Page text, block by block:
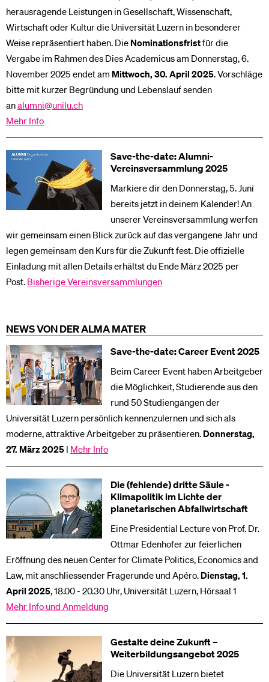
herausragende Leistungen in Gesellschaft, Wissenschaft,
Wirtschaft oder Kultur die Universität Luzern in besonderer
Weise repräsentiert haben. Die Nominationsfristfür die
Vergabe im Rahmen des Dies Academicus am Donnerstag, 6.
November 2025 endet am Mittwoch, 30. April 2025. Vorschläge
bitte mit kurzer Begründung und Lebenslauf senden
analumni@unilu.ch
Mehr Info
Save-the-date: Alumni-
Vereinsversammlung 2025
Markiere dir den Donnerstag, 5. Juni
bereits jetzt in deinem Kalender! An
unserer Vereinsversammlung werfen
wir gemeinsam einen Blick zurück auf das vergangene Jahr und
legen gemeinsam den Kurs für die Zukunft fest. Die offizielle
Einladung mit allen Details erhältst du Ende März 2025 per
Post. Bisherige Vereinsversammlungen
NEWS VON DER ALMA MATER
Save-the-date: Career Event 2025
Beim Career Event haben Arbeitgeber
die Möglichkeit, Studierende aus den
rund 50 Studiengängen der
Universität Luzern persönlich kennenzulernen und sich als
moderne, attraktive Arbeitgeber zu präsentieren. Donnerstag,
27. März 2025 | Mehr Info
Die (fehlende) dritte Säule -
Klimapolitik im Lichte der
planetarischen Abfallwirtschaft
Eine Presidential Lecture von Prof. Dr.
Ottmar Edenhofer zur feierlichen
Eröffnung des neuen Center for Climate Politics, Economics and
Law, mit anschliessender Fragerunde und Apéro. Dienstag, 1.
April 2025, 18.00 - 20.30 Uhr, Universität Luzern, Hörsaal 1
Mehr Info und Anmeldung
Gestalte deine Zukunft –
Weiterbildungsangebot 2025
Die Universität Luzern bietet